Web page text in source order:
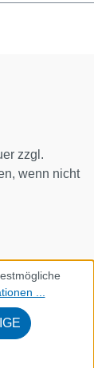
zzgl.
wenn nicht
...